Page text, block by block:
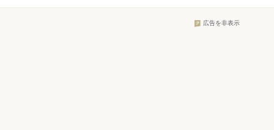
広告を非表示